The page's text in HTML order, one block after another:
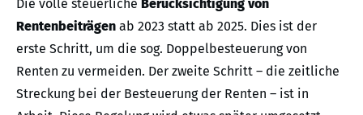
Die volle steuerliche Berücksichtigung von
Rentenbeiträgen ab 2023 statt ab 2025. Dies ist der
erste Schritt, um die sog. Doppelbesteuerung von
Renten zu vermeiden. Der zweite Schritt – die zeitliche
Streckung bei der Besteuerung der Renten – ist in